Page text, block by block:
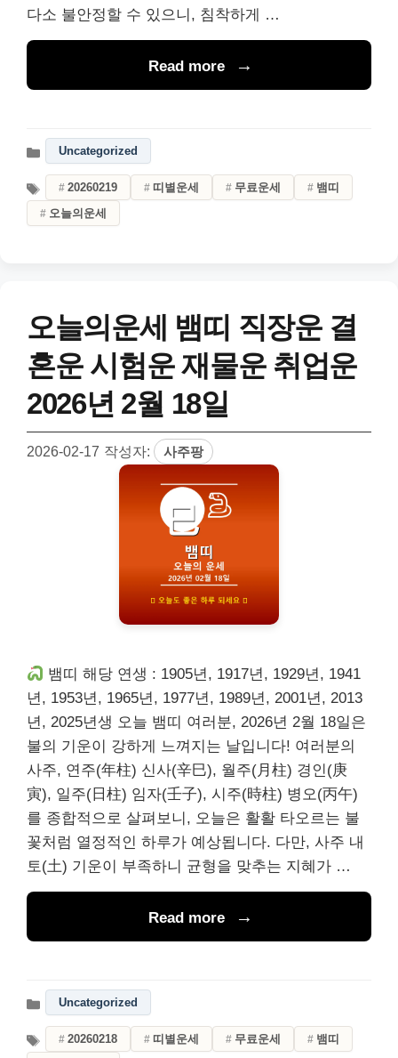
다소 불안정할 수 있으니, 침착하게 …
Read more
Uncategorized
20260219 띠별운세 무료운세
뱀띠
오늘의운세
오늘의운세 뱀띠 직장운 결
혼운 시험운 재물운 취업운
2026년 2월 18일
2026-02-17 작성자: 사주팡
뱀띠 해당 연생 : 1905년, 1917년, 1929년, 1941
년, 1953년, 1965년, 1977년, 1989년, 2001년, 2013
년, 2025년생 오늘 뱀띠 여러분, 2026년 2월 18일은
불의 기운이 강하게 느껴지는 날입니다! 여러분의
사주, 연주(年柱) 신사(辛巳), 월주(月柱) 경인(庚
寅), 일주(日柱) 임자(壬子), 시주(時柱) 병오(丙午)
를 종합적으로 살펴보니, 오늘은 활활 타오르는 불
꽃처럼 열정적인 하루가 예상됩니다. 다만, 사주 내
토(土) 기운이 부족하니 균형을 맞추는 지혜가 …
Read more
Uncategorized
20260218 띠별운세 무료운세 뱀띠